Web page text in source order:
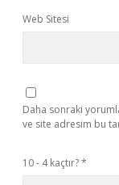
Web Sitesi
Daha sonraki
ve site adresim bu
10 - 4 kaçtır?*